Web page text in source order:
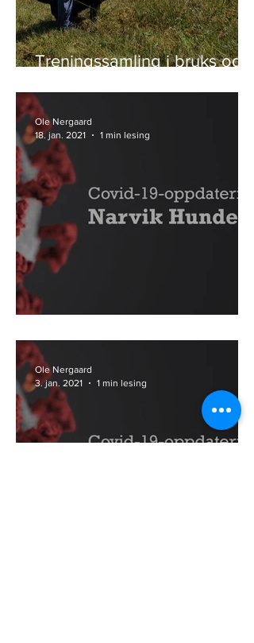
Treningssamling i bruks og
Ole Nergaard
18. jan. 2021
1 min lesing
Ole Nergaard
3. jan. 2021
1 min lesing